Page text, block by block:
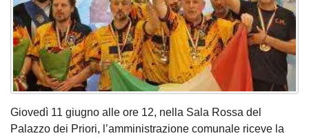
Giovedì 11 giugno alle ore 12, nella Sala Rossa del
Palazzo dei Priori, l’amministrazione comunale riceve la